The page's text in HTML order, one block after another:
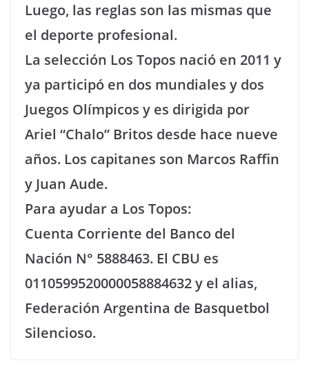
Luego, las reglas son las mismas que
el deporte profesional.
La selección Los Topos nació en 2011 y
ya participó en dos mundiales y dos
Juegos Olímpicos y es dirigida por
Ariel “Chalo” Britos desde hace nueve
años. Los capitanes son Marcos Raffin
y Juan Aude.
Para ayudar a Los Topos:
Cuenta Corriente del Banco del
Nación N° 5888463. El CBU es
0110599520000058884632 y el alias,
Federación Argentina de Basquetbol
Silencioso.